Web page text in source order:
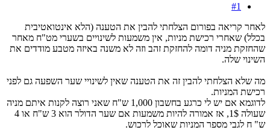
#1
לאחר קריאה בפורום הצלחתי להבין את הטענה (הלא אינטואטיבית
בכלל) שאחרי רכישת מניות, אין משמעות לשינויים בשערי מט"ח מאחר
שהחזקת מניה דומה להחזקת זהב וזה לא משנה באיזה מטבע מודדים את
השינוי שלה.
מה שלא הצלחתי להבין זה את הטענה שאין לשינויי שער השפעה גם לפני
רכישת המניות.
לדוגמא אם יש לי כרגע בחשבון 1,000 ש"ח שאני רוצה לקנות איתם מניה
שעולה 1$, אז אמורה להיות משמעות אם שער הדולר הוא 3 ש"ח או 4
ש" ח לגבי מספר המניות שאוכל לרכוש.